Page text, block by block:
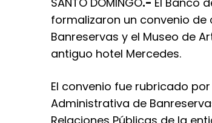
formalizaron un convenio
Banreservas y el Museo de
antiguo hotel Mercedes.
El convenio fue rubricado
Administrativa de